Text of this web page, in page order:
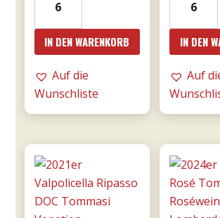
Franco
Primitivo
di
Manduria
-
Menge
IN DEN WARENKORB
Auf die
Wunschliste
Giunco
-
MESA
Menge
IN DEN
Auf